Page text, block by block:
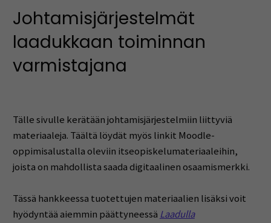
Johtamisjärjestelmät
laadukkaan toiminnan
varmistajana
Tälle sivulle kerätään johtamisjärjestelmiin liittyviä
materiaaleja. Täältä löydät myös linkit Moodle-
oppimisalustalla oleviin itseopiskelumateriaaleihin,
joista on mahdollista saada digitaalinen osaamismerkki.
Tässä hankkeessa tuotettujen materiaalien lisäksi voit
hyödyntää aiemmin päättyneessä Laadulla